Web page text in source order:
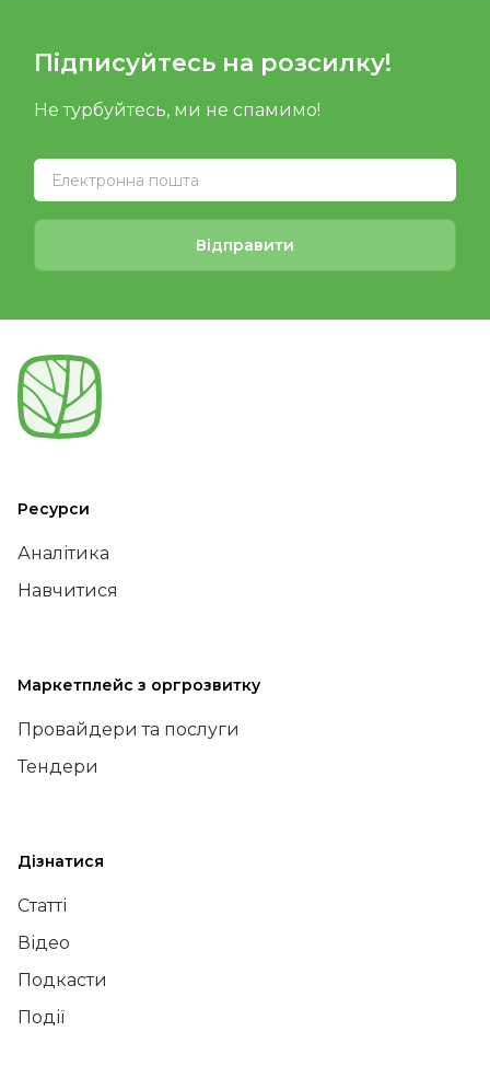
Підписуйтесь на розсилку!
Не турбуйтесь, ми не спамимо!
Відправити
Ресурси
Аналітика
Навчитися
Маркетплейс з оргрозвитку
Провайдери та послуги
Тендери
Дізнатися
Статті
Відео
Подкасти
Події